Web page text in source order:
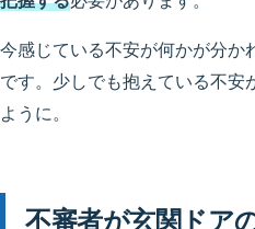
今感じている不安が何かが分か
です。少しでも抱えている不安
ように。
不審者が玄関ドア